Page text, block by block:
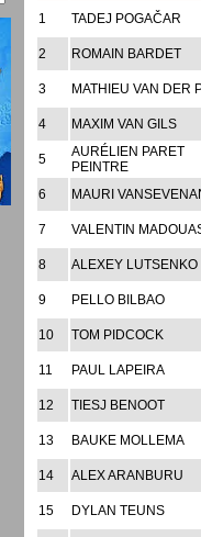
1
TADEJ POGAČAR
2 ROMAIN BARDET
3 MATHIEU VAN DER
4 MAXIM VAN GILS
5
AURÉLIEN PARET
PEINTRE
6
MAURI
7 VALENTIN
8 ALEXEY LUTSENKO
9 PELLO BILBAO
10 TOM PIDCOCK
11 PAUL LAPEIRA
12 TIESJ BENOOT
13 BAUKE MOLLEMA
14 ALEX ARANBURU
15 DYLAN TEUNS